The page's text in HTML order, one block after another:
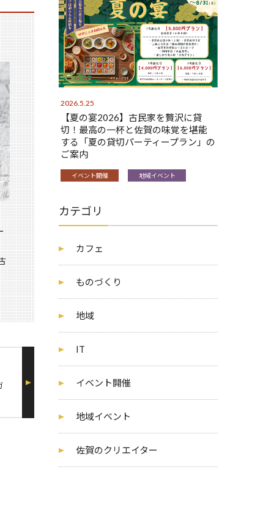
2026.5.25
【夏の宴2026】古民家を贅沢に貸
切！最高の一杯と佐賀の味覚を堪能
する「夏の貸切パーティープラン」の
ご案内
イベント開催 地域イベント
カテゴリ
カフェ
ものづくり
地域
IT
イベント開催
地域イベント
佐賀のクリエイター